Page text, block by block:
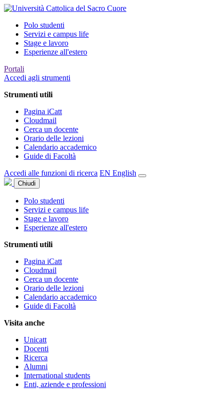
Polo studenti
Servizi e campus life
Stage e lavoro
Esperienze all'estero
Portali
Accedi agli strumenti
Strumenti utili
Pagina iCatt
Cloudmail
Cerca un docente
Orario delle lezioni
Calendario accademico
Guide di Facoltà
Accedi alle funzioni di ricerca EN English
Chiudi
Polo studenti
Servizi e campus life
Stage e lavoro
Esperienze all'estero
Strumenti utili
Pagina iCatt
Cloudmail
Cerca un docente
Orario delle lezioni
Calendario accademico
Guide di Facoltà
Visita anche
Unicatt
Docenti
Ricerca
Alumni
International students
Enti, aziende e professioni